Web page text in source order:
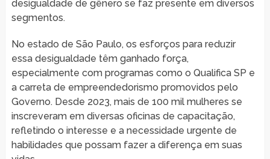
desigualdade de gênero se faz presente em diversos
segmentos.
No estado de São Paulo, os esforços para reduzir
essa desigualdade têm ganhado força,
especialmente com programas como o Qualifica SP e
a carreta de empreendedorismo promovidos pelo
Governo. Desde 2023, mais de 100 mil mulheres se
inscreveram em diversas oficinas de capacitação,
refletindo o interesse e a necessidade urgente de
habilidades que possam fazer a diferença em suas